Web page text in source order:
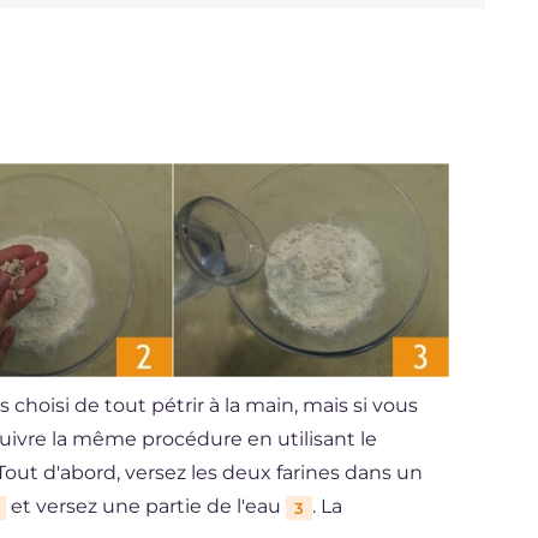
choisi de tout pétrir à la main, mais si vous
la même procédure en utilisant le
d'abord, versez les deux farines dans un
et versez une partie de l'eau
3 . La